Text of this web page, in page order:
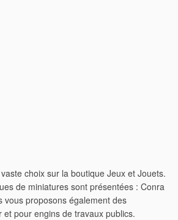
choix sur la boutique Jeux et Jouets.
de miniatures sont présentées : Conra
vous proposons également des
pour engins de travaux publics.